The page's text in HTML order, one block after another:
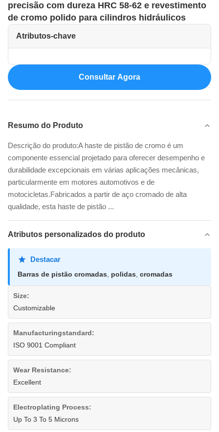
precisão com dureza HRC 58-62 e revestimento
de cromo polido para cilindros hidráulicos
Atributos-chave
Consultar Agora
Resumo do Produto
Descrição do produto:A haste de pistão de cromo é um
componente essencial projetado para oferecer desempenho e
durabilidade excepcionais em várias aplicações mecânicas,
particularmente em motores automotivos e de
motocicletas.Fabricados a partir de aço cromado de alta
qualidade, esta haste de pistão ...
Atributos personalizados do produto
Destacar
Barras de pistão cromadas polidas cromadas
Size:
Customizable
Manufacturingstandard:
ISO 9001 Compliant
Wear Resistance:
Excellent
Electroplating Process:
Up To 3 To 5 Microns